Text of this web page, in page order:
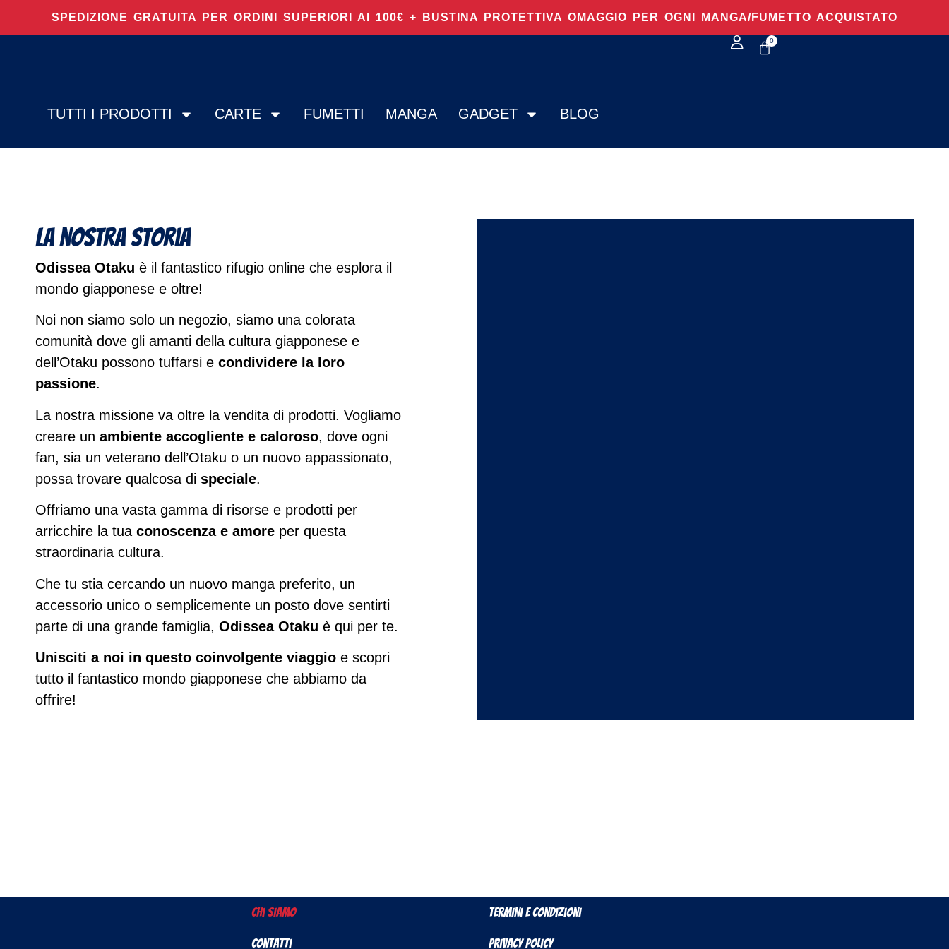
SPEDIZIONE GRATUITA PER ORDINI SUPERIORI AI 100€ + BUSTINA PROTETTIVA OMAGGIO PER OGNI MANGA/FUMETTO ACQUISTATO
0
TUTTI I PRODOTTI CARTE FUMETTI MANGA GADGET BLOG
La nostra storia
Odissea Otaku è il fantastico rifugio online che esplora il
mondo giapponese e oltre!
Noi non siamo solo un negozio, siamo una colorata
comunità dove gli amanti della cultura giapponese e
dell’Otaku possono tuffarsi e condividere la loro
passione.
La nostra missione va oltre la vendita di prodotti. Vogliamo
creare un ambiente accogliente e caloroso, dove ogni
fan, sia un veterano dell’Otaku o un nuovo appassionato,
possa trovare qualcosa di speciale.
Offriamo una vasta gamma di risorse e prodotti per
arricchire la tua conoscenza e amore per questa
straordinaria cultura.
Che tu stia cercando un nuovo manga preferito, un
accessorio unico o semplicemente un posto dove sentirti
parte di una grande famiglia, Odissea Otaku è qui per te.
Unisciti a noi in questo coinvolgente viaggio e scopri
tutto il fantastico mondo giapponese che abbiamo da
offrire!
Chi Siamo
Contatti
Termini e Condizioni
Privacy Policy